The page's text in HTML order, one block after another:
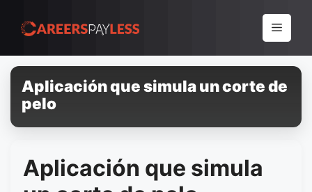
para
conteúdo
Menu
Aplicación que simula un corte de
pelo
Aplicación que simula